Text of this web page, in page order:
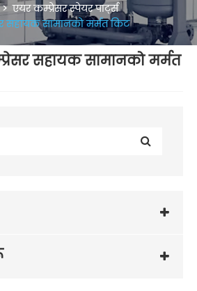
एयर कम्प्रेसर स्पेयर पार्ट्स
सहायक सामानको मर्मत किट
सहायक सामानको मर्मत